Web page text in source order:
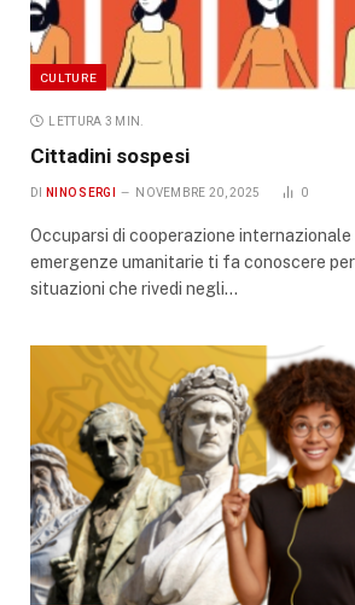
CULTURE
LETTURA 3 MIN.
Cittadini sospesi
DI NINO SERGI NOVEMBRE 20, 2025 0
Occuparsi di cooperazione internazionale
emergenze umanitarie ti fa conoscere
situazioni che rivedi negli…